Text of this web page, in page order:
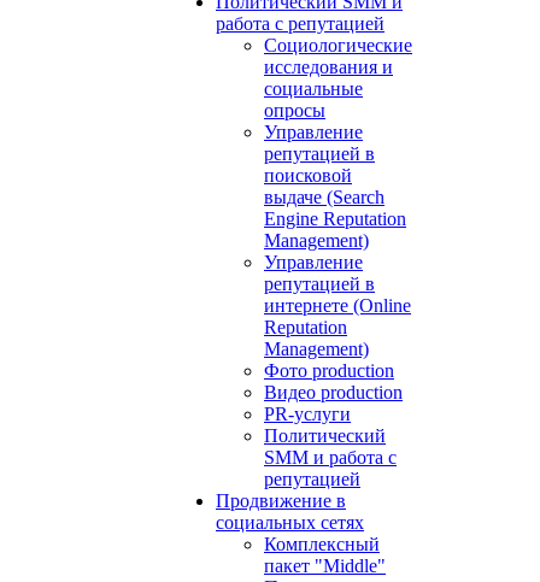
работа с репутацией
Социологические
исследования и
социальные
опросы
Управление
репутацией в
поисковой
выдаче (Search
Engine Reputation
Management)
Управление
репутацией в
интернете (Online
Reputation
Management)
Фото production
Видео production
PR-услуги
Политический
SMM и работа с
репутацией
Продвижение в
социальных сетях
Комплексный
пакет "Middle"